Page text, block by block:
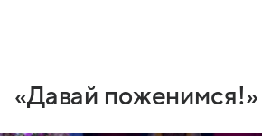
«Давай поженимся!»